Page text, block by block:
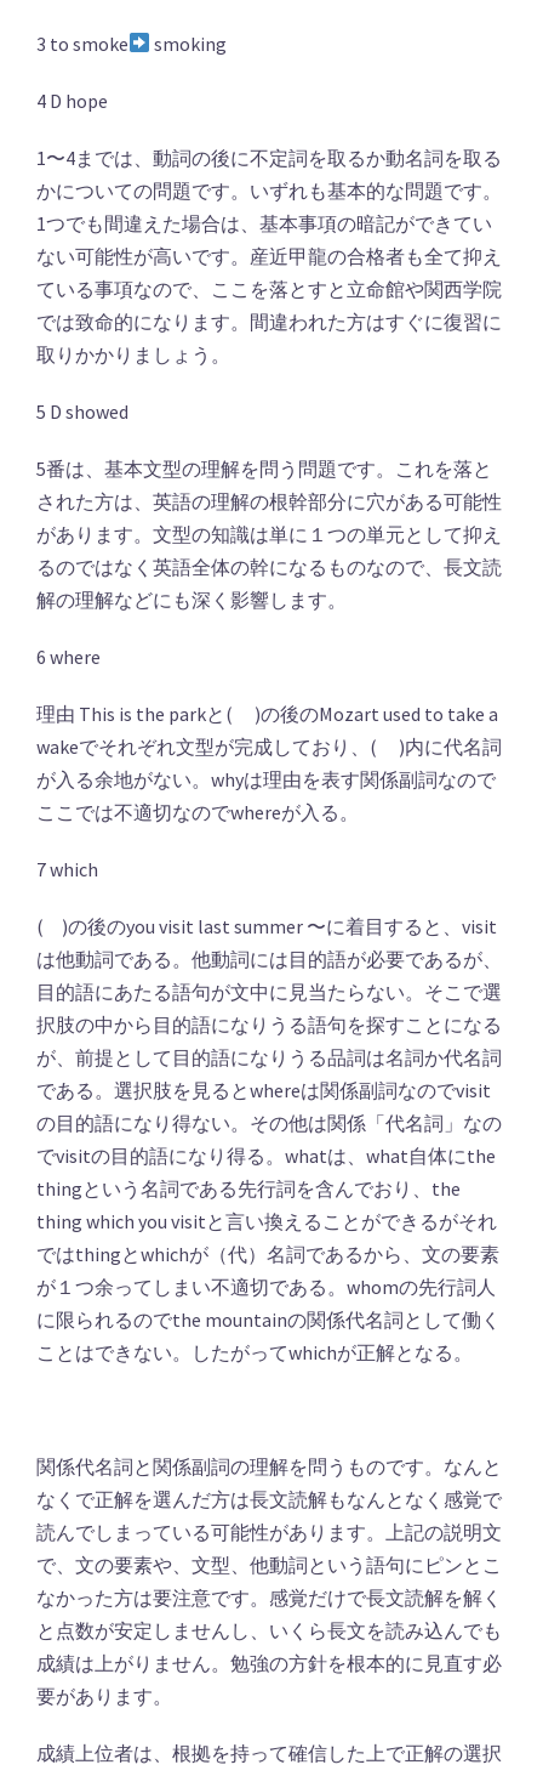
3 to smoke smoking
4 D hope
1〜4までは、動詞の後に不定詞を取るか動名詞を取る
かについての問題です。いずれも基本的な問題です。
1つでも間違えた場合は、基本事項の暗記ができてい
ない可能性が高いです。産近甲龍の合格者も全て抑え
ている事項なので、ここを落とすと立命館や関西学院
では致命的になります。間違われた方はすぐに復習に
取りかかりましょう。
5 D showed
5番は、基本文型の理解を問う問題です。これを落と
された方は、英語の理解の根幹部分に穴がある可能性
があります。文型の知識は単に１つの単元として抑え
るのではなく英語全体の幹になるものなので、長文読
解の理解などにも深く影響します。
6 where
理由 This is the parkと( )の後のMozart used to take a
wakeでそれぞれ文型が完成しており、( )内に代名詞
が入る余地がない。whyは理由を表す関係副詞なので
ここでは不適切なのでwhereが入る。
7 which
( )の後のyou visit last summer 〜に着目すると、visit
は他動詞である。他動詞には目的語が必要であるが、
目的語にあたる語句が文中に見当たらない。そこで選
択肢の中から目的語になりうる語句を探すことになる
が、前提として目的語になりうる品詞は名詞か代名詞
である。選択肢を見るとwhereは関係副詞なのでvisit
の目的語になり得ない。その他は関係「代名詞」なの
でvisitの目的語になり得る。whatは、what自体にthe
thingという名詞である先行詞を含んでおり、the
thing which you visitと言い換えることができるがそれ
ではthingとwhichが（代）名詞であるから、文の要素
が１つ余ってしまい不適切である。whomの先行詞人
に限られるのでthe mountainの関係代名詞として働く
ことはできない。したがってwhichが正解となる。
関係代名詞と関係副詞の理解を問うものです。なんと
なくで正解を選んだ方は長文読解もなんとなく感覚で
読んでしまっている可能性があります。上記の説明文
で、文の要素や、文型、他動詞という語句にピンとこ
なかった方は要注意です。感覚だけで長文読解を解く
と点数が安定しませんし、いくら長文を読み込んでも
成績は上がりません。勉強の方針を根本的に見直す必
要があります。
成績上位者は、根拠を持って確信した上で正解の選択